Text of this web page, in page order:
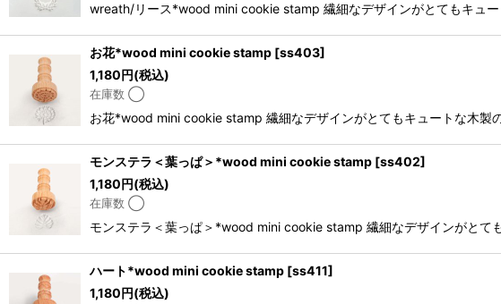
wreath/リース*wood mini cookie stamp 繊細なデザインがとてもキュ
お花*wood mini cookie stamp [ss403]
1,180円(税込)
在庫数 ◯
お花*wood mini cookie stamp 繊細なデザインがとてもキュートな木製
モンステラ＜葉っぱ＞*wood mini cookie stamp [ss402]
1,180円(税込)
在庫数 ◯
モンステラ＜葉っぱ＞*wood mini cookie stamp 繊細なデザインがとて
ハート*wood mini cookie stamp [ss411]
1,180円(税込)